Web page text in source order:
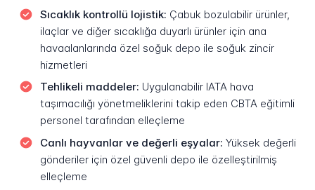
Sıcaklık kontrollü lojistik: Çabuk bozulabilir ürünler,
ilaçlar ve diğer sıcaklığa duyarlı ürünler için ana
havaalanlarında özel soğuk depo ile soğuk zincir
hizmetleri
Tehlikeli maddeler: Uygulanabilir IATA hava
taşımacılığı yönetmeliklerini takip eden CBTA eğitimli
personel tarafından elleçleme
Canlı hayvanlar ve değerli eşyalar: Yüksek değerli
gönderiler için özel güvenli depo ile özelleştirilmiş
elleçleme